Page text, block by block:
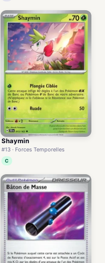
Shaymin
#13 · Forces Temporelles
C